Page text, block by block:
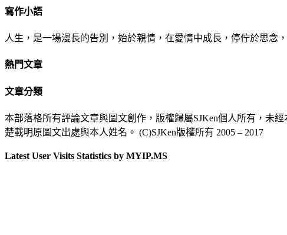
寫作小語
人生，是一場漫長的告別，始於親情，在愛情中成長，停佇於思念
熱門文章
文章分類
本部落格所有評論文章與圖文創作，版權歸屬SJKen個人所有，未
楚載明原圖文出處與本人姓名。 (C)SJKen版權所有 2005 – 2017
Latest User Visits Statistics by MYIP.MS